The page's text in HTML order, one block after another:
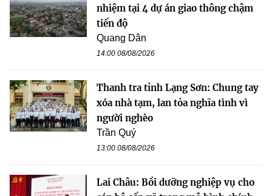
nhiệm tại 4 dự án giao thông chậm
tiến độ
Quang Dân
14:00 08/08/2026
Thanh tra tỉnh Lạng Sơn: Chung tay
xóa nhà tạm, lan tỏa nghĩa tình vì
người nghèo
Trần Quý
13:00 08/08/2026
Lai Châu: Bồi dưỡng nghiệp vụ cho